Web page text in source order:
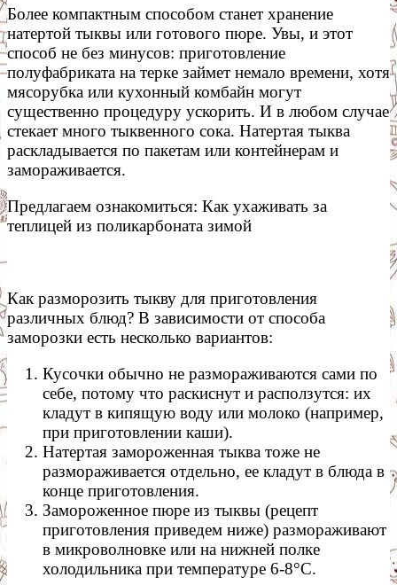
Более компактным способом станет хранение
натертой тыквы или готового пюре. Увы, и этот
способ не без минусов: приготовление
полуфабриката на терке займет немало времени, хотя
мясорубка или кухонный комбайн могут
существенно процедуру ускорить. И в любом случае
стекает много тыквенного сока. Натертая тыква
раскладывается по пакетам или контейнерам и
замораживается.
Предлагаем ознакомиться: Как ухаживать за
теплицей из поликарбоната зимой
Как разморозить тыкву для приготовления
различных блюд? В зависимости от способа
заморозки есть несколько вариантов:
Кусочки обычно не размораживаются сами по
себе, потому что раскиснут и расползутся: их
кладут в кипящую воду или молоко (например,
при приготовлении каши).
Натертая замороженная тыква тоже не
размораживается отдельно, ее кладут в блюда в
конце приготовления.
Замороженное пюре из тыквы (рецепт
приготовления приведем ниже) размораживают
в микроволновке или на нижней полке
холодильника при температуре 6-8°С.